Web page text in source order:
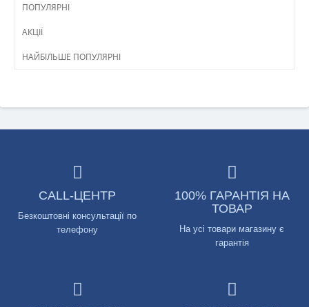
ПОПУЛЯРНІ
АКЦІЇ
НАЙБІЛЬШЕ ПОПУЛЯРНІ
CALL-ЦЕНТР
Безкоштовні консультації по
телефону
100% ГАРАНТІЯ НА
ТОВАР
На усі товари магазину є
гарантія